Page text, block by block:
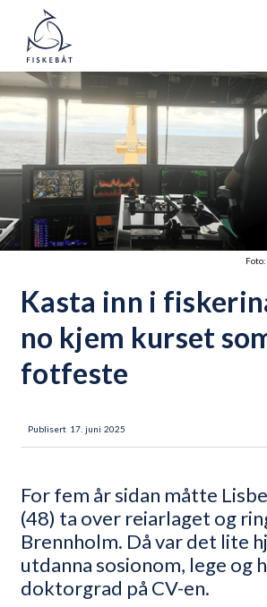
Kasta inn i
no kjem kurset
fotfeste
Publisert 17 juni 2025
For fem år sidan måtte
(48) ta over reiarlaget og
Brennholm. Då var det lite
utdanna sosionom, lege og
doktorgrad på CV-en.